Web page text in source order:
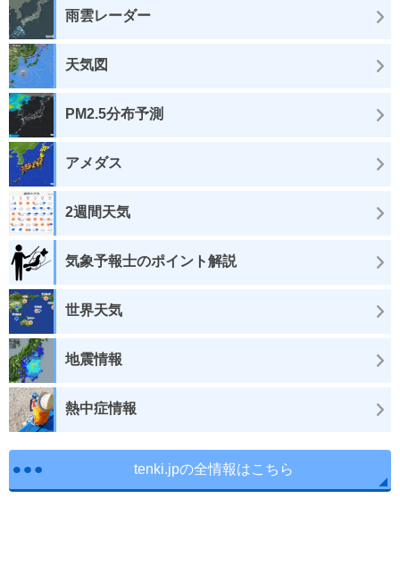
雨雲レーダー
天気図
PM2.5分布予測
アメダス
2週間天気
気象予報士のポイント解説
世界天気
地震情報
熱中症情報
tenki.jpの全情報はこちら